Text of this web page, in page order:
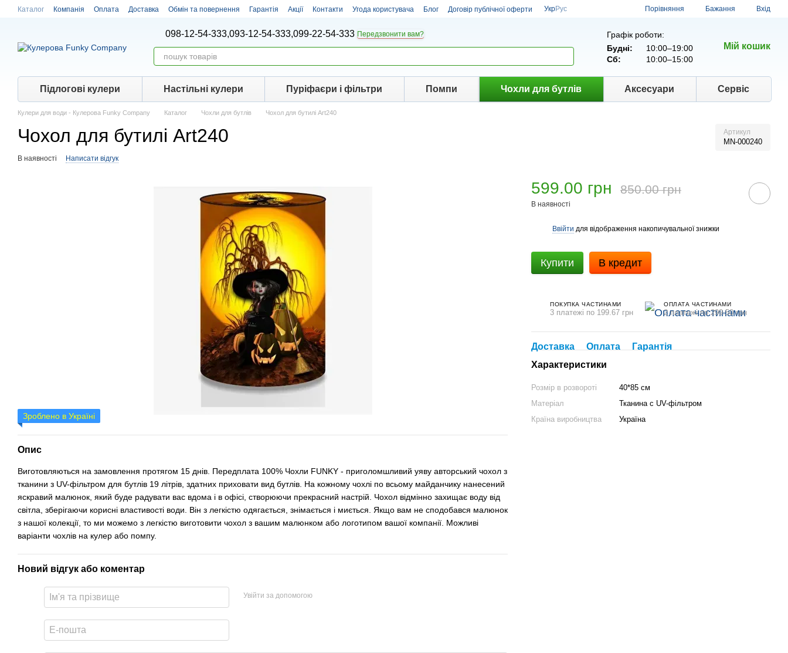
Перейти до основного контенту
Каталог Компанія Оплата Доставка Обмін та повернення Гарантія Акції Контакти Угода користувача Блог Договір публічної оферти УкрРус Порівняння Бажання Вхід
098-12-54-333,093-12-54-333,099-22-54-333 Передзвонити вам?
Графік роботи:
Будні:
10:00–19:00
Сб:
10:00–15:00
Мій кошик
Підлогові кулери Настiльнi кулери Пуріфаєри і фільтри Помпи Чохли для бутлів Аксесуари Сервіс
Кулери для води - Кулерова Funky Company Каталог Чохли для бутлів Чохол для бутилі Art240
Чохол для бутилі Art240 Артикул
MN-000240
В наявності Написати відгук
Зроблено в Україні
Опис
Виготовляються на замовлення протягом 15 днів. Передплата 100% Чохли FUNKY - приголомшливий уяву авторський чохол з
тканини з UV-фільтром для бутлів 19 літрів, здатних приховати вид бутлів. На кожному чохлі по всьому майданчику нанесений
яскравий малюнок, який буде радувати вас вдома і в офісі, створюючи прекрасний настрій. Чохол відмінно захищає воду від
світла, зберігаючи корисні властивості води. Він з легкістю одягається, знімається і миється. Якщо вам не сподобався малюнок
з нашої колекції, то ми можемо з легкістю виготовити чохол з вашим малюнком або логотипом вашої компанії. Можливі
варіанти чохлів на кулер або помпу.
Новий відгук або коментар
Увійти за допомогою
599.00 грн 850.00 грн
В наявності
Ввійти для відображення накопичувальної знижки
Купити В кредит
ПОКУПКА ЧАСТИНАМИ
3 платежі по 199.67 грн
ОПЛАТА ЧАСТИНАМИ
2 платежі по 299.50 грн
Доставка Оплата
Гарантія
Характеристики
Розмір в розвороті
40*85 см
Матеріал
Тканина с UV-фiльтром
Країна виробництва
Україна